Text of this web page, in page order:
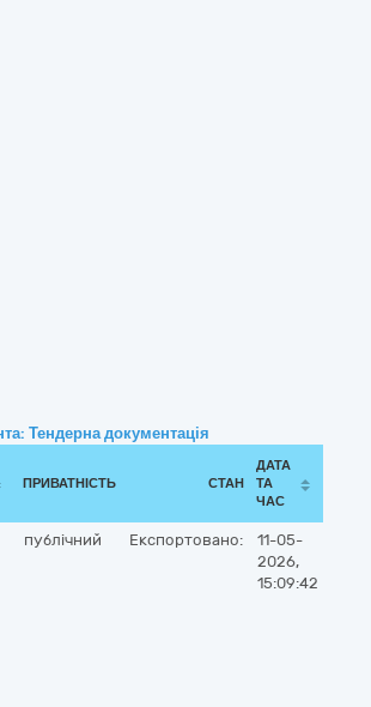
Тендерна документація
ПРИВАТНІСТЬ СТАН
ДАТА
ТА
ЧАС
публічний Експортовано:
11-05-
2026,
15:09:42